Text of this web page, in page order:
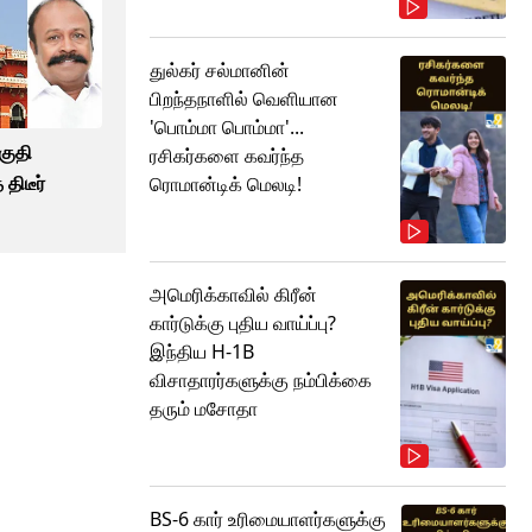
துல்கர் சல்மானின்
பிறந்தநாளில் வெளியான
'பொம்மா பொம்மா'...
ரசிகர்களை கவர்ந்த
ரொமான்டிக் மெலடி!
அமெரிக்காவில் கிரீன்
கார்டுக்கு புதிய வாய்ப்பு?
இந்திய H-1B
விசாதாரர்களுக்கு நம்பிக்கை
தரும் மசோதா
BS-6 கார் உரிமையாளர்களுக்கு